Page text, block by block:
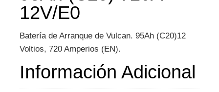
12V/E0
Batería de Arranque de Vulcan. 95Ah (C20)12
Voltios, 720 Amperios (EN).
Información Adicional